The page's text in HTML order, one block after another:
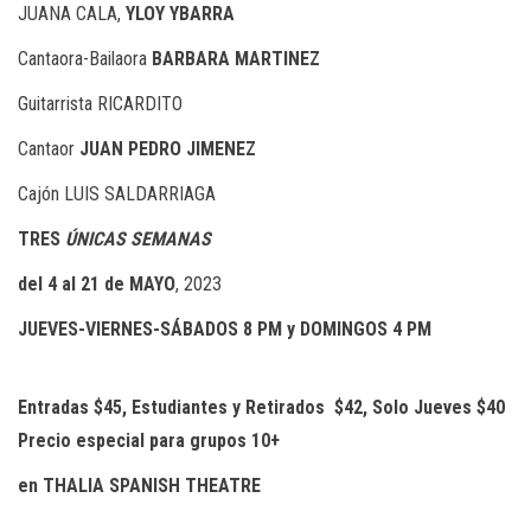
JUANA CALA, YLOY YBARRA
Cantaora-Bailaora BARBARA MARTINEZ
Guitarrista RICARDITO
Cantaor JUAN PEDRO JIMENEZ
Cajón LUIS SALDARRIAGA
TRES ÚNICAS SEMANAS
del 4 al 21 de MAYO, 2023
JUEVES-VIERNES-SÁBADOS 8 PM y DOMINGOS 4 PM
Entradas $45, Estudiantes y Retirados $42, Solo Jueves $40
Precio especial para grupos 10+
en THALIA SPANISH THEATRE